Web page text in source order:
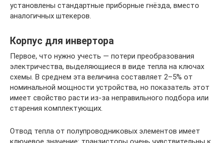
установлены стандартные приборные гнёзда, вместо
аналогичных штекеров.
Корпус для инвертора
Первое, что нужно учесть — потери преобразования
электричества, выделяющиеся в виде тепла на ключах
схемы. В среднем эта величина составляет 2–5% от
номинальной мощности устройства, но показатель этот
имеет свойство расти из-за неправильного подбора или
старения комплектующих.
Отвод тепла от полупроводниковых элементов имеет